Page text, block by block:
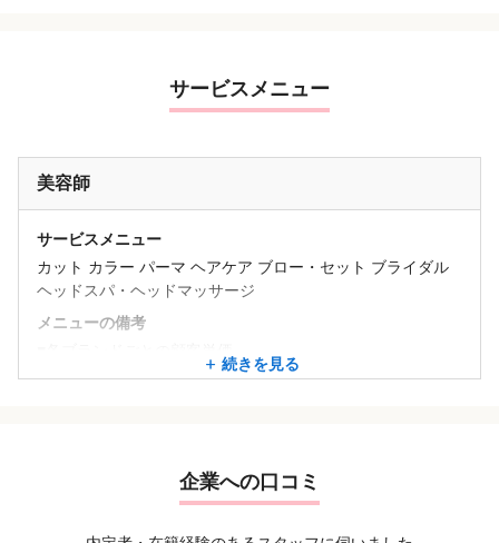
サービスメニュー
美容師
サービスメニュー
カット カラー パーマ ヘアケア ブロー・セット ブライダル
ヘッドスパ・ヘッドマッサージ
メニューの備考
Emerge＆amie＝6,500円
【報酬例】＊業務委託＊
■業務委託スタッフ報酬イメージ■
月4休み 1日12時間稼働
続きを見る
企業への口コミ